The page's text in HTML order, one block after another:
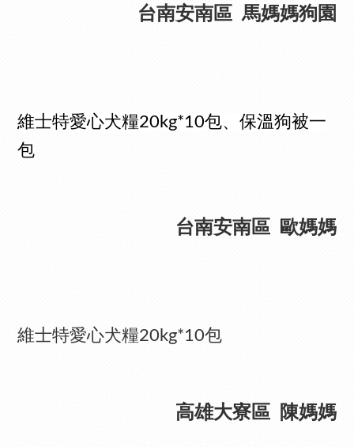
台南安南區 馬媽媽狗園
維士特愛心犬糧20kg*10包、保溫狗被一
包
台南安南區 歐媽媽
維士特愛心犬糧20kg*10包
高雄大寮區 陳媽媽